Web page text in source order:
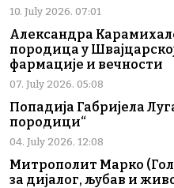
10. July 2026. 07:01
Александра
породица у
фармације и вечности
07. July 2026. 05:08
Попадија Габријела
породици“
04. July 2026. 12:08
Митрополит Марко
за дијалог, љубав и